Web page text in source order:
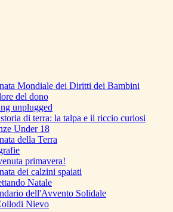
Mondiale dei Diritti dei Bambini
del dono
unplugged
di terra: la talpa e il riccio curiosi
Under 18
della Terra
primavera!
dei calzini spaiati
Natale
dell'Avvento Solidale
Nievo